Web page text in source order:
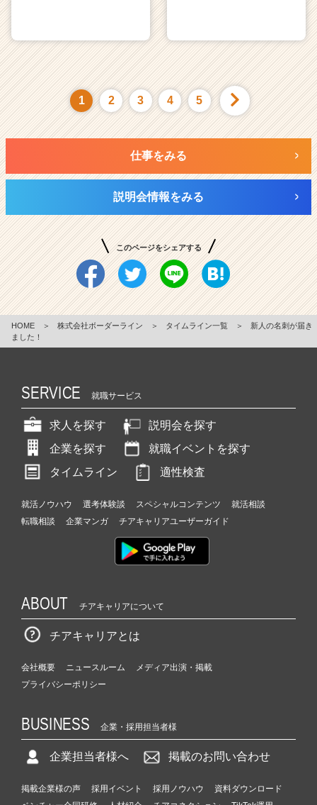
1 2 3 4 5
仕事をみる
説明会情報をみる
このページをシェアする
HOME ＞ 株式会社ボーダーライン ＞ タイムライン一覧 ＞
新人の名刺が届き
ました！
SERVICE 就職サービス
求人を探す
説明会を探す
企業を探す
就職イベントを探す
タイムライン
適性検査
就活ノウハウ 選考体験談 スペシャルコンテンツ
就活相談
転職相談
企業マンガ チアキャリアユーザーガイド
ABOUT チアキャリアについて
チアキャリアとは
会社概要 ニュースルーム
メディア出演・掲載
プライバシーポリシー
BUSINESS 企業・採用担当者様
企業担当者様へ 掲載のお問い合わせ
掲載企業様の声 採用イベント 採用ノウハウ
資料ダウンロード